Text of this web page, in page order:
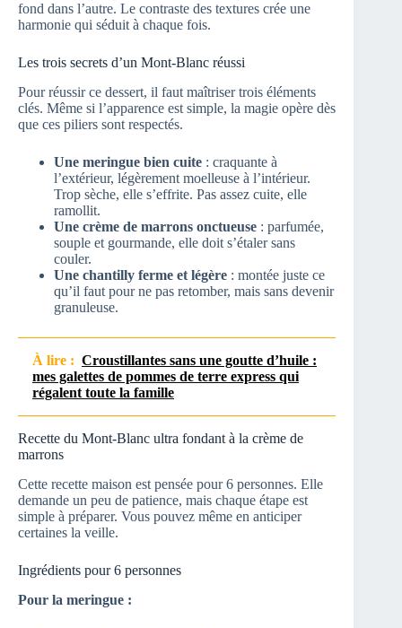
fond dans l’autre. Le contraste des textures crée une
harmonie qui séduit à chaque fois.
Les trois secrets d’un Mont-Blanc réussi
Pour réussir ce dessert, il faut maîtriser trois éléments
clés. Même si l’apparence est simple, la magie opère dès
que ces piliers sont respectés.
Une meringue bien cuite : craquante à
l’extérieur, légèrement moelleuse à l’intérieur.
Trop sèche, elle s’effrite. Pas assez cuite, elle
ramollit.
Une crème de marrons onctueuse : parfumée,
souple et gourmande, elle doit s’étaler sans
couler.
Une chantilly ferme et légère : montée juste ce
qu’il faut pour ne pas retomber, mais sans devenir
granuleuse.
À lire : Croustillantes sans une goutte d’huile :
mes galettes de pommes de terre express qui
régalent toute la famille
Recette du Mont-Blanc ultra fondant à la crème de
marrons
Cette recette maison est pensée pour 6 personnes. Elle
demande un peu de patience, mais chaque étape est
simple à préparer. Vous pouvez même en anticiper
certaines la veille.
Ingrédients pour 6 personnes
Pour la meringue :